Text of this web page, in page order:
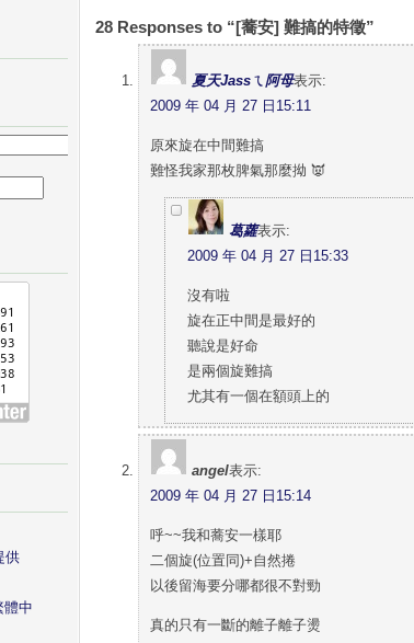
28 Responses to “[蕎安] 難搞的特徵”
夏天Jassㄟ阿母表示:
2009 年 04 月 27 日15:11
原來旋在中間難搞
難怪我家那枚脾氣那麼拗 👿
葛蘿表示:
2009 年 04 月 27 日15:33
沒有啦
旋在正中間是最好的
聽說是好命
是兩個旋難搞
尤其有一個在額頭上的
angel表示:
2009 年 04 月 27 日15:14
呼~~我和蕎安一樣耶
二個旋(位置同)+自然捲
以後留海要分哪都很不對勁
真的只有一斷的離子離子燙
供
體中